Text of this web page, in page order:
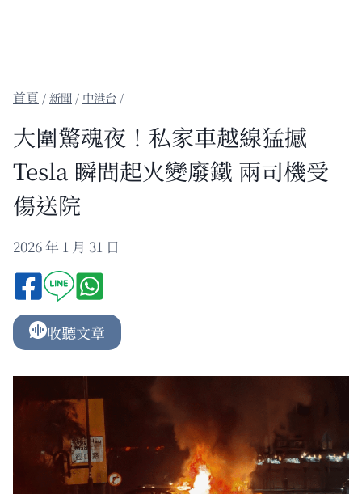
/新聞 / 中港台 /
大圍驚魂夜！私家車越線猛撼
Tesla 瞬間起火變廢鐵 兩司機受
傷送院
2026 年 1 月 31 日
收聽文章